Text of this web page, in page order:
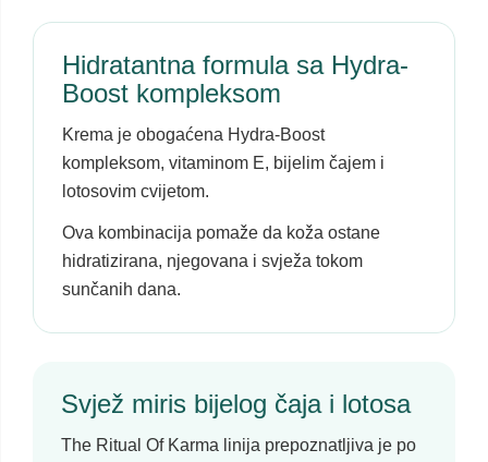
Hidratantna formula sa Hydra-
Boost kompleksom
Krema je obogaćena Hydra-Boost
kompleksom, vitaminom E, bijelim čajem i
lotosovim cvijetom.
Ova kombinacija pomaže da koža ostane
hidratizirana, njegovana i svježa tokom
sunčanih dana.
Svjež miris bijelog čaja i lotosa
The Ritual Of Karma linija prepoznatljiva je po